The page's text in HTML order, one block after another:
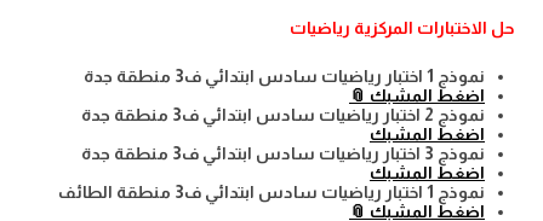
حل الاختبارات المركزية رياضيات
نموذج 1 اختبار رياضيات سادس ابتدائي ف3 منطقة جدة
اضغط المشبك 📎
نموذج 2 اختبار رياضيات سادس ابتدائي ف3 منطقة جدة
اضغط المشبك
نموذج 3 اختبار رياضيات سادس ابتدائي ف3 منطقة جدة
اضغط المشبك
نموذج 1 اختبار رياضيات سادس ابتدائي ف3 منطقة الطائف
اضغط المشبك 📎